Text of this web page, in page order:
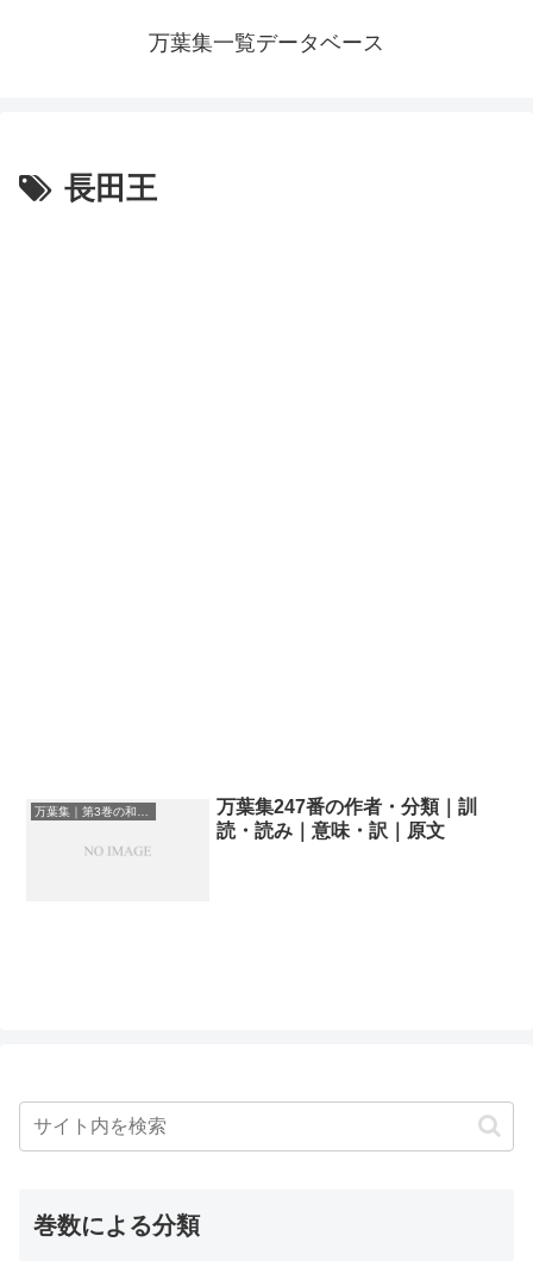
万葉集一覧データベース
長田王
万葉集247番の作者・分類｜訓
読・読み｜意味・訳｜原文
巻数による分類